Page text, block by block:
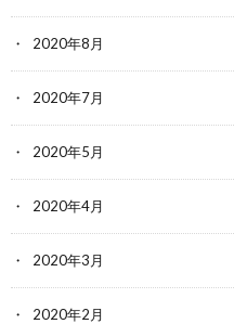
2020年8月
2020年7月
2020年5月
2020年4月
2020年3月
2020年2月